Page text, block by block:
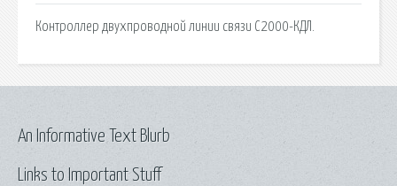
Контроллер двухпроводной линии связи С2000-КДЛ.
Links to Important Stuff
An Informative Text Blurb